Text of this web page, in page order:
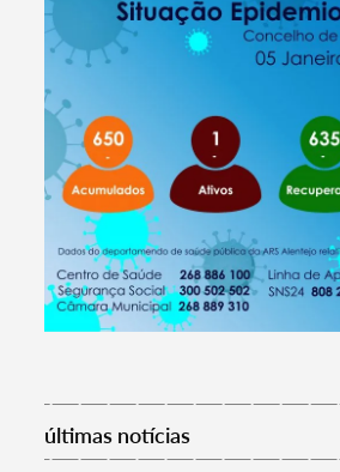
últimas notícias